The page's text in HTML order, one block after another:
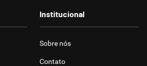
Institucional
Sobre nós
Contato